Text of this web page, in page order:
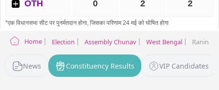
Home Election Assembly Chunav West Bengal
News Constituency Results VIP Candidates